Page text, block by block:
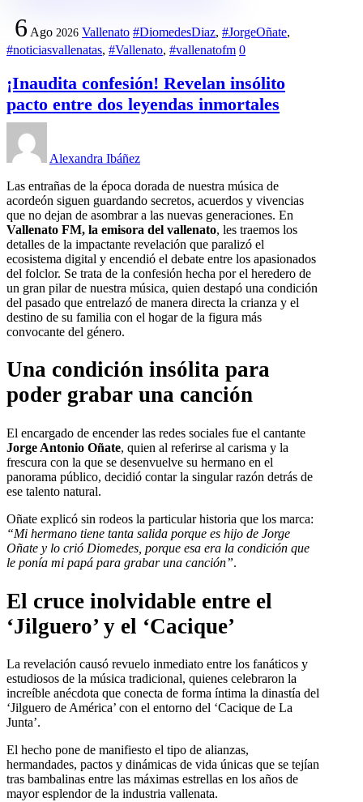
6 Ago 2026 Vallenato #DiomedesDiaz, #JorgeOñate,
#noticiasvallenatas, #Vallenato, #vallenatofm 0
¡Inaudita confesión! Revelan insólito
pacto entre dos leyendas inmortales
Alexandra Ibáñez
Las entrañas de la época dorada de nuestra música de
acordeón siguen guardando secretos, acuerdos y vivencias
que no dejan de asombrar a las nuevas generaciones. En
Vallenato FM, la emisora del vallenato, les traemos los
detalles de la impactante revelación que paralizó el
ecosistema digital y encendió el debate entre los apasionados
del folclor. Se trata de la confesión hecha por el heredero de
un gran pilar de nuestra música, quien destapó una condición
del pasado que entrelazó de manera directa la crianza y el
destino de su familia con el hogar de la figura más
convocante del género.
Una condición insólita para
poder grabar una canción
El encargado de encender las redes sociales fue el cantante
Jorge Antonio Oñate, quien al referirse al carisma y la
frescura con la que se desenvuelve su hermano en el
panorama público, decidió contar la singular razón detrás de
ese talento natural.
Oñate explicó sin rodeos la particular historia que los marca:
“Mi hermano tiene tanta salida porque es hijo de Jorge
Oñate y lo crió Diomedes, porque esa era la condición que
le ponía mi papá para grabar una canción”.
El cruce inolvidable entre el
‘Jilguero’ y el ‘Cacique’
La revelación causó revuelo inmediato entre los fanáticos y
estudiosos de la música tradicional, quienes celebraron la
increíble anécdota que conecta de forma íntima la dinastía del
‘Jilguero de América’ con el entorno del ‘Cacique de La
Junta’.
El hecho pone de manifiesto el tipo de alianzas,
hermandades, pactos y dinámicas de vida únicas que se tejían
tras bambalinas entre las máximas estrellas en los años de
mayor esplendor de la industria vallenata.